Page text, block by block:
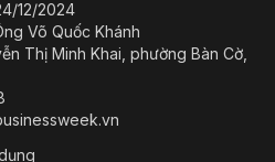
12/2024
Võ Quốc Khánh
Thị Minh Khai, phường Bàn Cờ,